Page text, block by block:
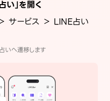
い」を開く
サービス ＞ LINE占い
いへ遷移します